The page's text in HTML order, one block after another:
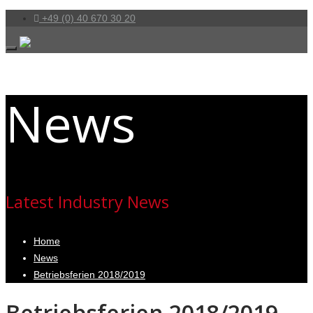
+49 (0) 40 670 30 20
News
Latest Industry News
Home
News
Betriebsferien 2018/2019